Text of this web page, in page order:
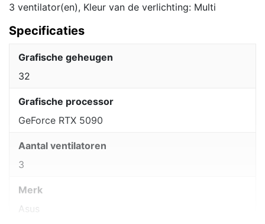
3 ventilator(en), Kleur van de verlichting: Multi
Specificaties
Grafische geheugen
32
Grafische processor
GeForce RTX 5090
Aantal ventilatoren
3
Merk
Asus